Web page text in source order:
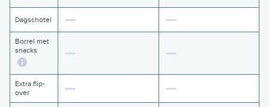
Dagschotel
Borrel met
snacks
Extra flip-
over